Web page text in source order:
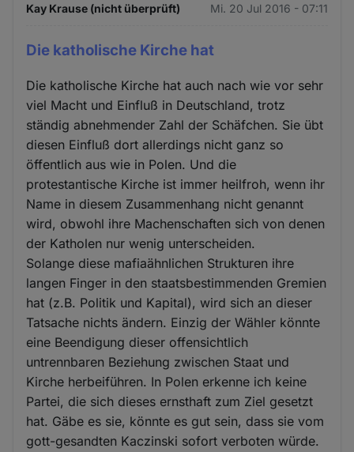
Kay Krause (nicht überprüft) Mi. 20 Jul 2016 - 07:11
Die katholische Kirche hat
Die katholische Kirche hat auch nach wie vor sehr
viel Macht und Einfluß in Deutschland, trotz
ständig abnehmender Zahl der Schäfchen. Sie übt
diesen Einfluß dort allerdings nicht ganz so
öffentlich aus wie in Polen. Und die
protestantische Kirche ist immer heilfroh, wenn ihr
Name in diesem Zusammenhang nicht genannt
wird, obwohl ihre Machenschaften sich von denen
der Katholen nur wenig unterscheiden.
Solange diese mafiaähnlichen Strukturen ihre
langen Finger in den staatsbestimmenden Gremien
hat (z.B. Politik und Kapital), wird sich an dieser
Tatsache nichts ändern. Einzig der Wähler könnte
eine Beendigung dieser offensichtlich
untrennbaren Beziehung zwischen Staat und
Kirche herbeiführen. In Polen erkenne ich keine
Partei, die sich dieses ernsthaft zum Ziel gesetzt
hat. Gäbe es sie, könnte es gut sein, dass sie vom
gott-gesandten Kaczinski sofort verboten würde.